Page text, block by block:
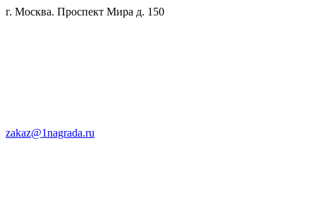
г. Москва. Проспект Мира д. 150
zakaz@1nagrada.ru